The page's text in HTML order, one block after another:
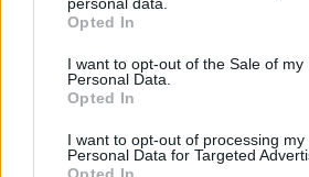
Opted In
I want to opt-out of the Sale of my
Personal Data.
Opted In
I want to opt-out of processing my
Personal Data for Targeted
PROROMPENTE
I consigli di lettura di Sonia
Ma ai fan non interessano
libri...
30/12/2020